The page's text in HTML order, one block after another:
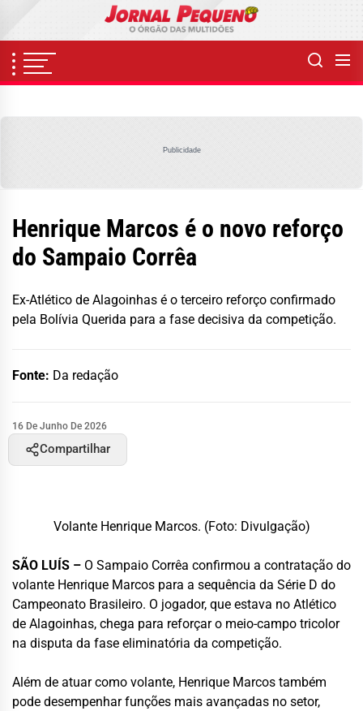
content
Publicidade
Henrique Marcos é o novo reforço
do Sampaio Corrêa
Ex-Atlético de Alagoinhas é o terceiro reforço confirmado
pela Bolívia Querida para a fase decisiva da competição.
Fonte: Da redação
16 De Junho De 2026
Compartilhar
Volante Henrique Marcos. (Foto: Divulgação)
SÃO LUÍS – O Sampaio Corrêa confirmou a contratação do
volante Henrique Marcos para a sequência da Série D do
Campeonato Brasileiro. O jogador, que estava no Atlético
de Alagoinhas, chega para reforçar o meio-campo tricolor
na disputa da fase eliminatória da competição.
Além de atuar como volante, Henrique Marcos também
pode desempenhar funções mais avançadas no setor,